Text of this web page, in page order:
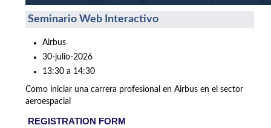
Seminario Web Interactivo
Airbus
30-julio-2026
13:30 a 14:30
Como iniciar una carrera profesional en Airbus en el sector
aeroespacial
REGISTRATION FORM